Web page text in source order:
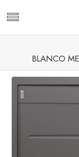
BLANCO